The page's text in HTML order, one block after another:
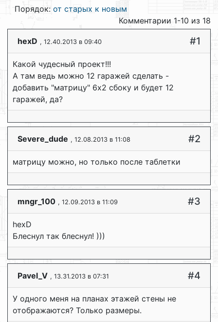
Порядок: от старых к новым
Комментарии 1-10 из 18
hexD , 12.40.2013 в 09:40 #1
Какой чудесный проект!!!
А там ведь можно 12 гаражей сделать -
добавить "матрицу" 6х2 сбоку и будет 12
гаражей, да?
Severe_dude , 12.08.2013 в 11:08 #2
матрицу можно, но только после таблетки
mngr_100 , 12.09.2013 в 11:09 #3
hexD
Блеснул так блеснул! )))
Pavel_V , 13.31.2013 в 07:31 #4
У одного меня на планах этажей стены не
отображаются? Только размеры.